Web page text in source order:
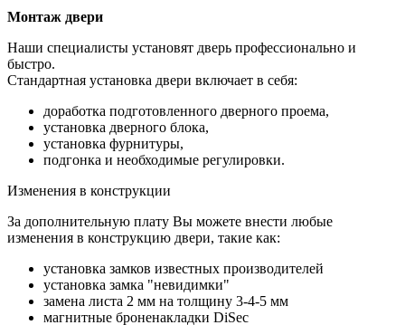
Монтаж двери
Наши специалисты установят дверь профессионально и
быстро.
Стандартная установка двери включает в себя:
доработка подготовленного дверного проема,
установка дверного блока,
установка фурнитуры,
подгонка и необходимые регулировки.
Изменения в конструкции
За дополнительную плату Вы можете внести любые
изменения в конструкцию двери, такие как:
установка замков известных производителей
установка замка "невидимки"
замена листа 2 мм на толщину 3-4-5 мм
магнитные броненакладки DiSec